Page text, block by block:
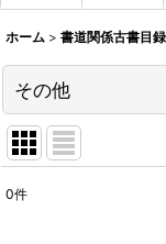
ホーム > 書道関係古書目録
その他
0件